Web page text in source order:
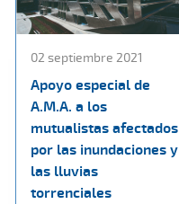
02 septiembre 2021
Apoyo especial de
A.M.A. a los
mutualistas afectados
por las inundaciones y
las lluvias
torrenciales